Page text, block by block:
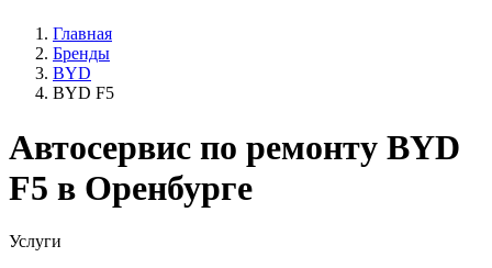
Главная
Бренды
BYD
BYD F5
Автосервис по ремонту BYD
F5 в Оренбурге
Услуги